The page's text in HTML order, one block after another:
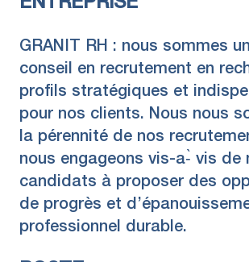
GRANIT RH : nous sommes
conseil en recrutement en
profils stratégiques et
pour nos clients. Nous nous
la pérennité de nos
nous engageons vis-a-̀ vis de
candidats à proposer des
de progrès et
professionnel durable.